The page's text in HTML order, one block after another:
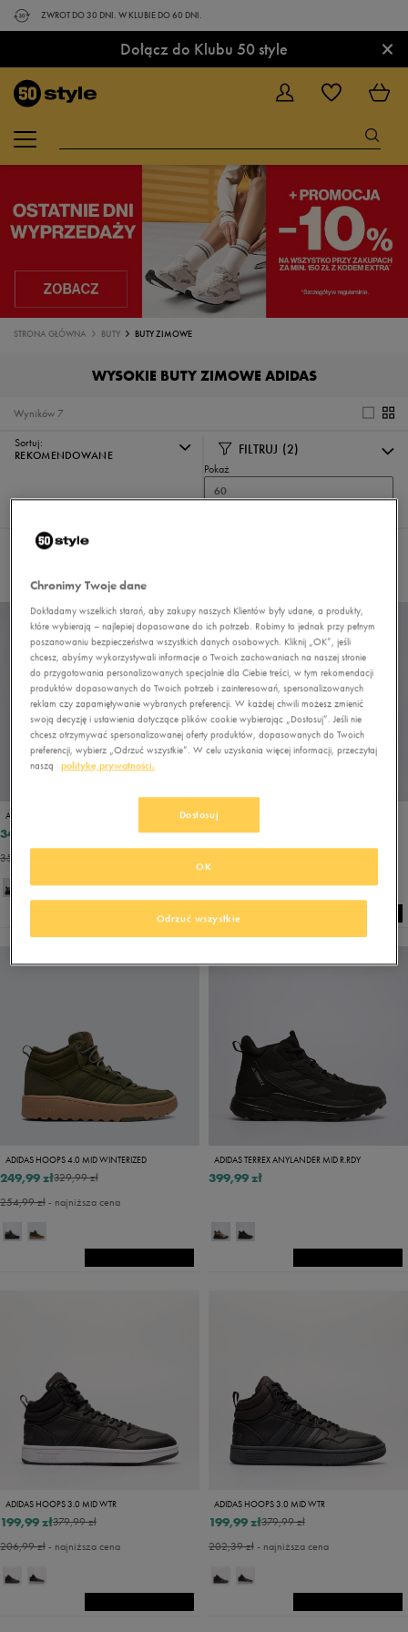
ZWROT DO 30 DNI. W KLUBIE DO 60 DNI.
Dołącz do Klubu 50 style ×
STRONA GŁÓWNA BUTY BUTY ZIMOWE
WYSOKIE BUTY ZIMOWE ADIDAS
7
Wyników
Sortuj:
REKOMENDOWANE
FILTRUJ (2)
Pokaż
60
ADIDAS TERREX ANYLANDER MID R.RDY
349,99 zł
359,99 zł
ADIDAS HOOPS 4.0 MID WINTERIZED
229,99 zł
ADIDAS HOOPS 4.0 MID WINTERIZED
329,99 zł
249,99 zł
254,99 zł- najniższa cena
ADIDAS TERREX ANYLANDER MID R.RDY
399,99 zł
ADIDAS HOOPS 3.0 MID WTR
379,99 zł
199,99 zł
206,99 zł- najniższa cena
ADIDAS HOOPS 3.0 MID WTR
379,99 zł
199,99 zł
202,39 zł- najniższa cena
Chronimy Twoje dane
Dokładamy wszelkich starań, aby zakupy naszych Klientów były udane, a produkty,
które wybierają – najlepiej dopasowane do ich potrzeb. Robimy to jednak przy pełnym
poszanowaniu bezpieczeństwa wszystkich danych osobowych. Kliknij „OK”, jeśli
chcesz, abyśmy wykorzystywali informacje o Twoich zachowaniach na naszej stronie
do przygotowania personalizowanych specjalnie dla Ciebie treści, w tym rekomendacji
produktów dopasowanych do Twoich potrzeb i zainteresowań, spersonalizowanych
reklam czy zapamiętywanie wybranych preferencji. W każdej chwili możesz zmienić
swoją decyzję i ustawienia dotyczące plików cookie wybierając „Dostosuj”. Jeśli nie
chcesz otrzymywać spersonalizowanej oferty produktów, dopasowanych do Twoich
preferencji, wybierz „Odrzuć wszystkie”. W celu uzyskania więcej informacji, przeczytaj
naszą
politykę prywatności.
Dostosuj
Odrzuć wszystkie
OK